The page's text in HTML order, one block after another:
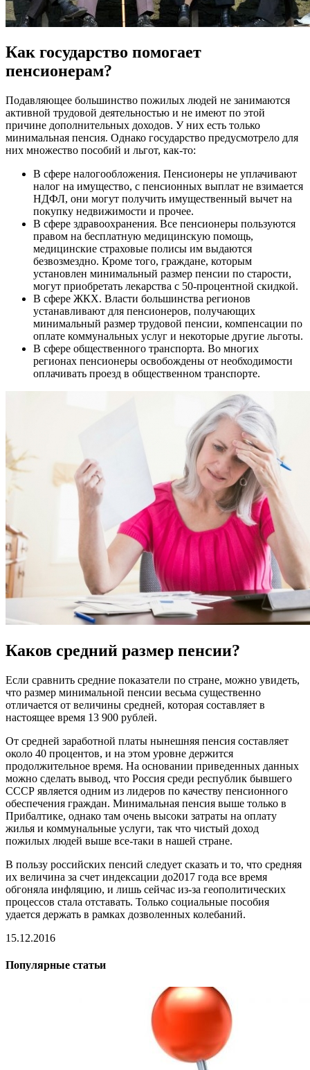
Как государство помогает
пенсионерам?
Подавляющее большинство пожилых людей не занимаются
активной трудовой деятельностью и не имеют по этой
причине дополнительных доходов. У них есть только
минимальная пенсия. Однако государство предусмотрело для
них множество пособий и льгот, как-то:
В сфере налогообложения. Пенсионеры не уплачивают
налог на имущество, с пенсионных выплат не взимается
НДФЛ, они могут получить имущественный вычет на
покупку недвижимости и прочее.
В сфере здравоохранения. Все пенсионеры пользуются
правом на бесплатную медицинскую помощь,
медицинские страховые полисы им выдаются
безвозмездно. Кроме того, граждане, которым
установлен минимальный размер пенсии по старости,
могут приобретать лекарства с 50-процентной скидкой.
В сфере ЖКХ. Власти большинства регионов
устанавливают для пенсионеров, получающих
минимальный размер трудовой пенсии, компенсации по
оплате коммунальных услуг и некоторые другие льготы.
В сфере общественного транспорта. Во многих
регионах пенсионеры освобождены от необходимости
оплачивать проезд в общественном транспорте.
Каков средний размер пенсии?
Если сравнить средние показатели по стране, можно увидеть,
что размер минимальной пенсии весьма существенно
отличается от величины средней, которая составляет в
настоящее время 13 900 рублей.
От средней заработной платы нынешняя пенсия составляет
около 40 процентов, и на этом уровне держится
продолжительное время. На основании приведенных данных
можно сделать вывод, что Россия среди республик бывшего
СССР является одним из лидеров по качеству пенсионного
обеспечения граждан. Минимальная пенсия выше только в
Прибалтике, однако там очень высоки затраты на оплату
жилья и коммунальные услуги, так что чистый доход
пожилых людей выше все-таки в нашей стране.
В пользу российских пенсий следует сказать и то, что средняя
их величина за счет индексации до2017 года все время
обгоняла инфляцию, и лишь сейчас из-за геополитических
процессов стала отставать. Только социальные пособия
удается держать в рамках дозволенных колебаний.
15.12.2016
Популярные статьи